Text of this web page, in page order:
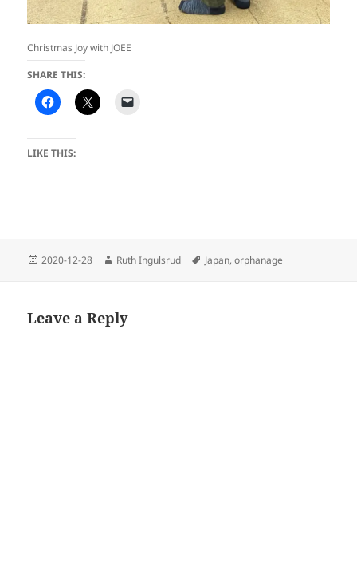
Christmas Joy with JOEE
SHARE THIS:
LIKE THIS:
Posted
2020-12-28 Author
Ruth Ingulsrud Tags
Japan,orphanage
Leave a Reply